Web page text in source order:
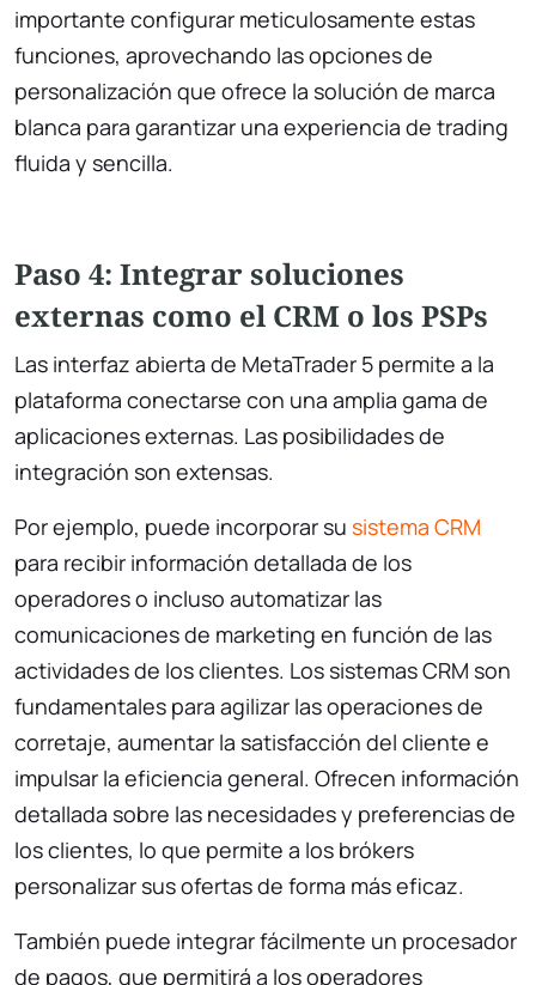
importante configurar meticulosamente estas
funciones, aprovechando las opciones de
personalización que ofrece la solución de marca
blanca para garantizar una experiencia de trading
fluida y sencilla.
Paso 4: Integrar soluciones
externas como el CRM o los PSPs
Las interfaz abierta de MetaTrader 5 permite a la
plataforma conectarse con una amplia gama de
aplicaciones externas. Las posibilidades de
integración son extensas.
Por ejemplo, puede incorporar su sistema CRM
para recibir información detallada de los
operadores o incluso automatizar las
comunicaciones de marketing en función de las
actividades de los clientes. Los sistemas CRM son
fundamentales para agilizar las operaciones de
corretaje, aumentar la satisfacción del cliente e
impulsar la eficiencia general. Ofrecen información
detallada sobre las necesidades y preferencias de
los clientes, lo que permite a los brókers
personalizar sus ofertas de forma más eficaz.
También puede integrar fácilmente un procesador
de pagos, que permitirá a los operadores